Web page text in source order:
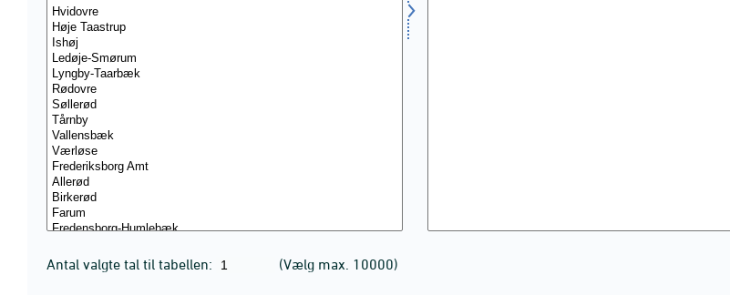
Antal valgte tal til tabellen: (Vælg max. 10000)